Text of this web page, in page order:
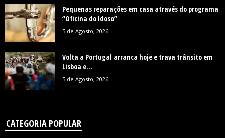
Pequenas reparações em casa através do programa
“Oficina do Idoso”
5 de Agosto, 2026
Volta a Portugal arranca hoje e trava trânsito em
Lisboa e...
5 de Agosto, 2026
CATEGORIA POPULAR